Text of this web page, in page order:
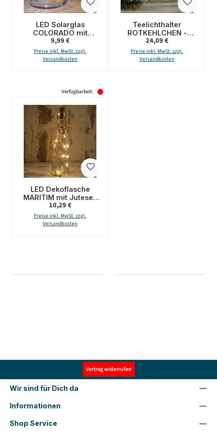
LED Solarglas
COLORADO mit
Farbwechsel und Weiß
- D: 11cm H: 16cm -
Dekoglas mit Band
Regulärer Preis:
9,99 €
Preise inkl. MwSt. zzgl.
Versandkosten
Teelichthalter
ROTKEHLCHEN -
Windlicht -
Bruchglasoptik - Glas-
H: 13cm - D: 11,5cm
Regulärer Preis:
24,09 €
Preise inkl. MwSt. zzgl.
Versandkosten
Verfügbarkeit:
LED Dekoflasche
MARITIM mit Juteseil
und LED
Drahtlichterkette - H:
28cm - hellblau
Regulärer Preis:
10,29 €
Preise inkl. MwSt. zzgl.
Versandkosten
Vertrag widerrufen
Wir sind für Dich da
Informationen
Shop Service